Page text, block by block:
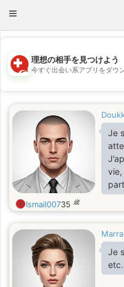
Toggle
💖
💕
理想の相手を見つけよう
今すぐ出会い系アプリをダウ
Je
vie,
Ismail00735 歳
Je
etc.